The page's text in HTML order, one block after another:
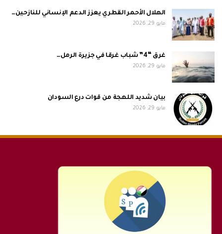
الهلال الأحمر القطري يعزز الدعم الإنساني للنازحين…
مايو 29, 2026
غرق “4” شباب غرقا في جزيرة الرمل…
مايو 29, 2026
بيان شديد اللهجة من قوات درع السودان
مايو 29, 2026